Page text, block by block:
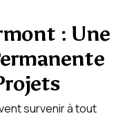
: Une
survenir à tout